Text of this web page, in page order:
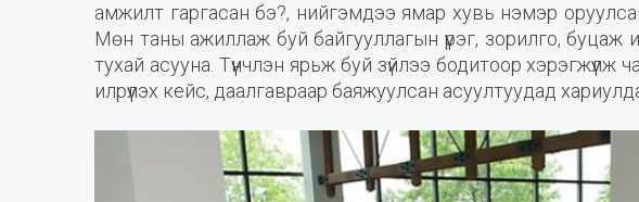
амжилт гаргасан бэ?, нийгэмдээ ямар хувь нэмэр
Мөн таны ажиллаж буй байгууллагын үүрэг, зорилго, буцаж
тухай асууна. Түүнчлэн ярьж буй зүйлээ бодитоор хэрэгжүүлж
илрүүлэх кейс, даалгавраар баяжуулсан асуултуудад